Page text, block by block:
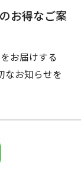
お得なご案
お届けする
なお知らせを